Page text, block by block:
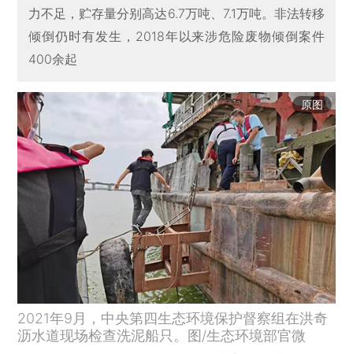
力不足，贮存量分别高达6.7万吨、7.1万吨。非法转移
倾倒仍时有发生，2018年以来涉危险废物倾倒案件
400余起
原图
2021年9月，中央第四生态环境保护督察组在洪奇
沥水道现场检查洗泥船只。图/生态环境部官微